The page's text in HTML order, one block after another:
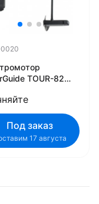
TOUR-82
Под заказ
17 августа